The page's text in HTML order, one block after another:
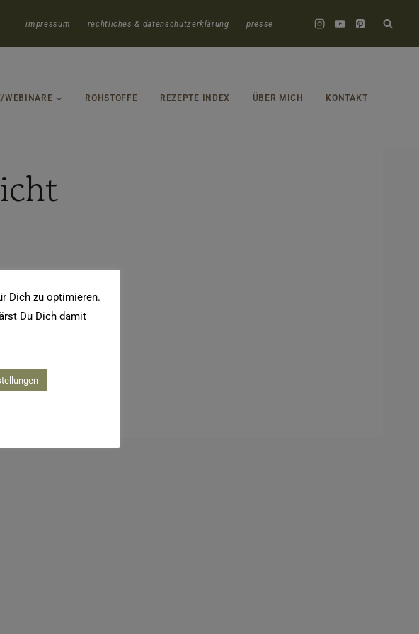
impressum rechtliches & datenschutzerklärung presse
WEBINARE ROHSTOFFE REZEPTE INDEX ÜBER MICH KONTAKT
Dich zu optimieren.
Du Dich damit